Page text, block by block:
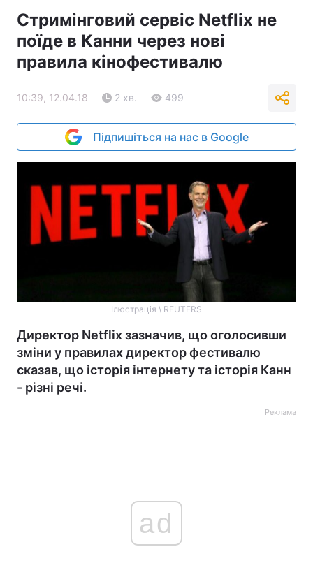
Стримінговий сервіс Netflix не
поїде в Канни через нові
правила кінофестивалю
10:39, 12.04.18 2 хв. 499
Підпишіться на нас в Google
Ілюстрація \ REUTERS
Директор Netflix зазначив, що оголосивши
зміни у правилах директор фестивалю
сказав, що історія інтернету та історія Канн
- різні речі.
Реклама
ad